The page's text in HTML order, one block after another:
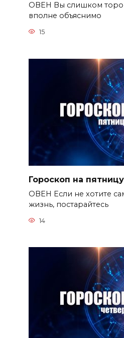
ОВЕН Вы слишком
вполне объяснимо
15
Гороскоп на
ОВЕН Если не хотите
жизнь, постарайтесь
14